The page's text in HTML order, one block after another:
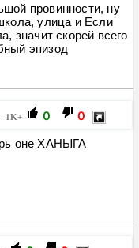
провинности, ну
улица и Если
значит скорей всего
эпизод
1K+ 0 0
оне ХАНЫГА